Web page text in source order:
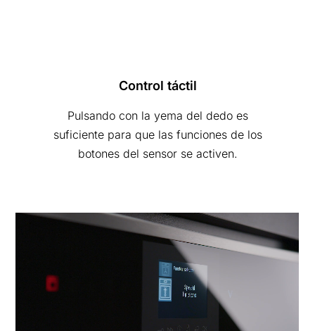
Control táctil
Pulsando con la yema del dedo es
suficiente para que las funciones de los
botones del sensor se activen.